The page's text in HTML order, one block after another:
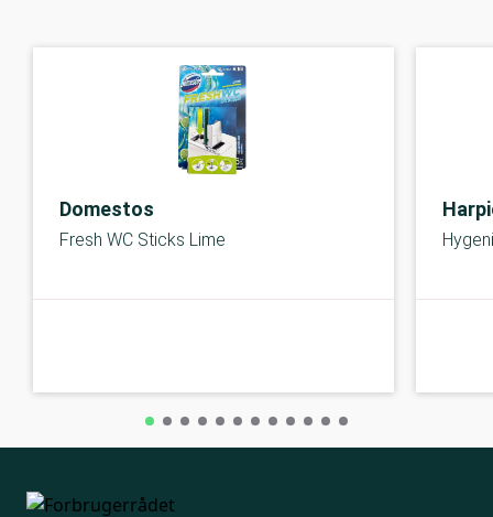
Domestos
Fresh WC Sticks Lime